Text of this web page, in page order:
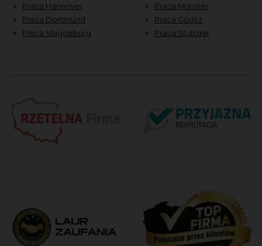
Praca Hannover
Praca Dortmund
Praca Magdeburg
Praca Munster
Praca Görlitz
Praca Stuttgar